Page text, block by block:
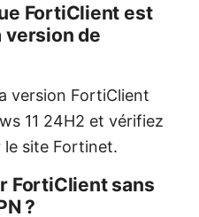
FortiClient est
version de
version FortiClient
11 24H2 et vérifiez
le site Fortinet.
FortiClient sans
?